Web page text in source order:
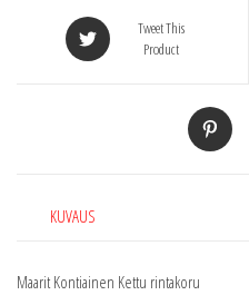
Tweet This
Product
KUVAUS
Maarit Kontiainen Kettu rintakoru